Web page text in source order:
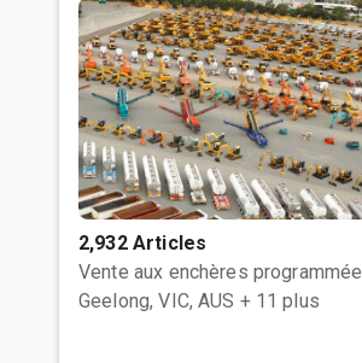
2,932 Articles
Vente aux enchères programmée
Geelong, VIC, AUS + 11 plus